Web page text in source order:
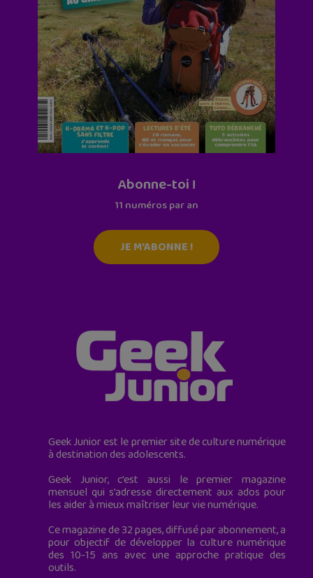
Abonne-toi !
11 numéros par an
JE M'ABONNE !
Geek Junior est le premier site de culture numérique
à destination des adolescents.
Geek Junior, c’est aussi le premier magazine
mensuel qui s’adresse directement aux ados pour
les aider à mieux maîtriser leur vie numérique.
Ce magazine de 32 pages, diffusé par abonnement, a
pour objectif de développer la culture numérique
des 10-15 ans avec une approche pratique des
outils.